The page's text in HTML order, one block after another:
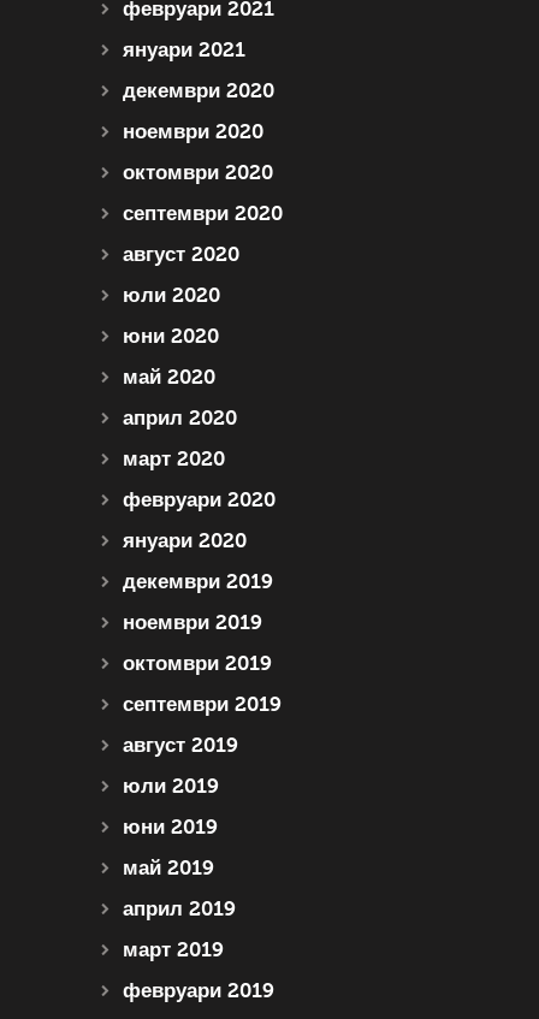
февруари 2021
януари 2021
декември 2020
ноември 2020
октомври 2020
септември 2020
август 2020
юли 2020
юни 2020
май 2020
април 2020
март 2020
февруари 2020
януари 2020
декември 2019
ноември 2019
октомври 2019
септември 2019
август 2019
юли 2019
юни 2019
май 2019
април 2019
март 2019
февруари 2019